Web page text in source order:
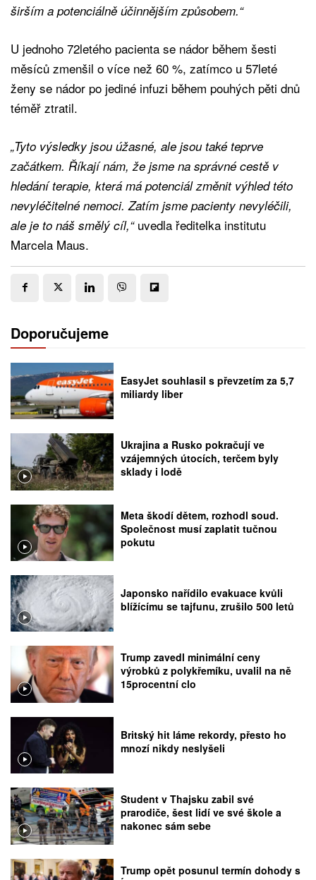
širším a potenciálně účinnějším způsobem.“
U jednoho 72letého pacienta se nádor během šesti
měsíců zmenšil o více než 60 %, zatímco u 57leté
ženy se nádor po jediné infuzi během pouhých pěti dnů
téměř ztratil.
„Tyto výsledky jsou úžasné, ale jsou také teprve
začátkem. Říkají nám, že jsme na správné cestě v
hledání terapie, která má potenciál změnit výhled této
nevyléčitelné nemoci. Zatím jsme pacienty nevyléčili,
ale je to náš smělý cíl,“uvedla ředitelka institutu
Marcela Maus.
Doporučujeme
EasyJet souhlasil s převzetím za 5,7
miliardy liber
Ukrajina a Rusko pokračují ve
vzájemných útocích, terčem byly
sklady i lodě
Meta škodí dětem, rozhodl soud.
Společnost musí zaplatit tučnou
pokutu
Japonsko nařídilo evakuace kvůli
blížícímu se tajfunu, zrušilo 500 letů
Trump zavedl minimální ceny
výrobků z polykřemíku, uvalil na ně
15procentní clo
Britský hit láme rekordy, přesto ho
mnozí nikdy neslyšeli
Student v Thajsku zabil své
prarodiče, šest lidí ve své škole a
nakonec sám sebe
Trump opět posunul termín dohody s